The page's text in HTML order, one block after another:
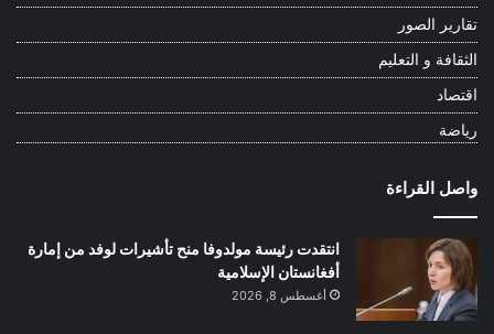
تقارير الصور
الثقافة و التعليم
اقتصاد
رياضة
واصل القراءة
انتقدت رئيسة مولدوفا منح تأشيرات لوفد من إمارة
أفغانستان الإسلامية
أغسطس 8, 2026